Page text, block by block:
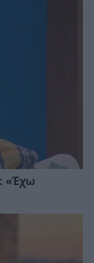
«Έχω